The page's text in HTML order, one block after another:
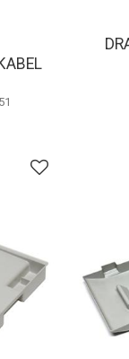
Lägg till i